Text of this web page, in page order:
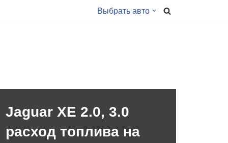
Выбрать авто
Jaguar XE 2.0, 3.0
расход топлива на